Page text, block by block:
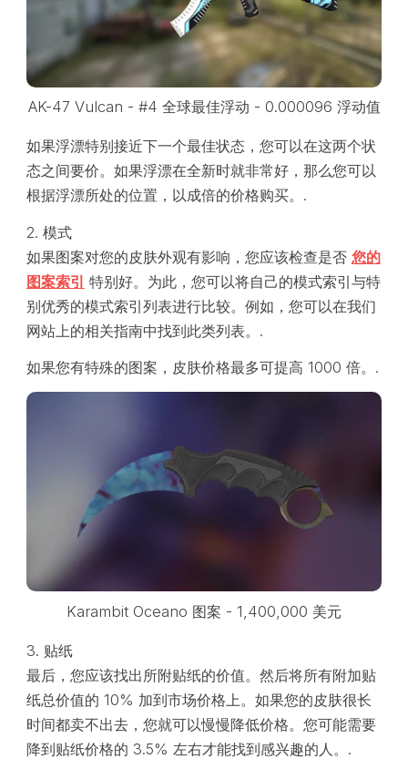
AK-47 Vulcan - #4 全球最佳浮动 - 0.000096 浮动值
如果浮漂特别接近下一个最佳状态，您可以在这两个状
态之间要价。如果浮漂在全新时就非常好，那么您可以
根据浮漂所处的位置，以成倍的价格购买。.
2. 模式
如果图案对您的皮肤外观有影响，您应该检查是否 您的
图案索引 特别好。为此，您可以将自己的模式索引与特
别优秀的模式索引列表进行比较。例如，您可以在我们
网站上的相关指南中找到此类列表。.
如果您有特殊的图案，皮肤价格最多可提高 1000 倍。.
Karambit Oceano 图案 - 1,400,000 美元
3. 贴纸
最后，您应该找出所附贴纸的价值。然后将所有附加贴
纸总价值的 10% 加到市场价格上。如果您的皮肤很长
时间都卖不出去，您就可以慢慢降低价格。您可能需要
降到贴纸价格的 3.5% 左右才能找到感兴趣的人。.